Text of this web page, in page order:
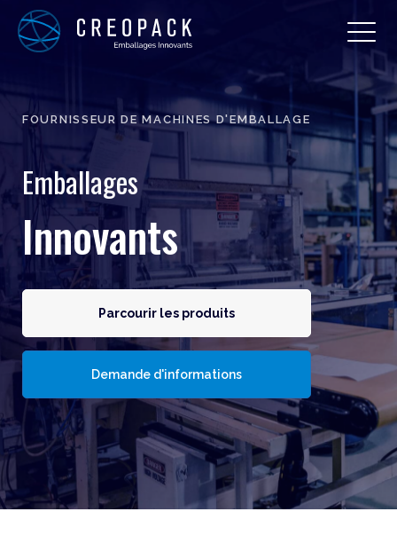
FOURNISSEUR DE MACHINES D'EMBALLAGE
Emballages
Innovants
Parcourir les produits
Demande d'informations